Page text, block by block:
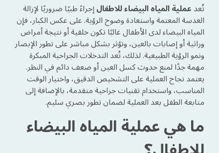
تُعدعملية المياه البيضاء للاطفالإجراءً طبيًا ضروريًا لإزالة
العدسة المعتمة واستعادة وضوح الرؤية. على عكس الكبار، فإن
المياه البيضاء لدى الأطفال غالبًا تكون خلقية أو نتيجة أمراض
وراثية أو إصابات بالعين، وتؤثر بشكل مباشر على تطور الإبصار
ونمو الرؤية الطبيعية. لذلك، تُعد التدخلات الجراحية المبكرة
مهمة جدًا لمنع حدوث كسل العين أو ضعف دائم في النظر.
يعتمد نجاح العملية على التشخيص الدقيق، واختيار الوقت
المناسب، واستخدام تقنيات جراحية متقدمة، بالإضافة إلى
متابعة الطفل بعد العملية لضمان تطور بصري سليم.
ما هي عملية المياه البيضاء